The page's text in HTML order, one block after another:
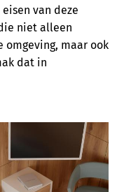
van deze
niet alleen
omgeving, maar ook
dat in